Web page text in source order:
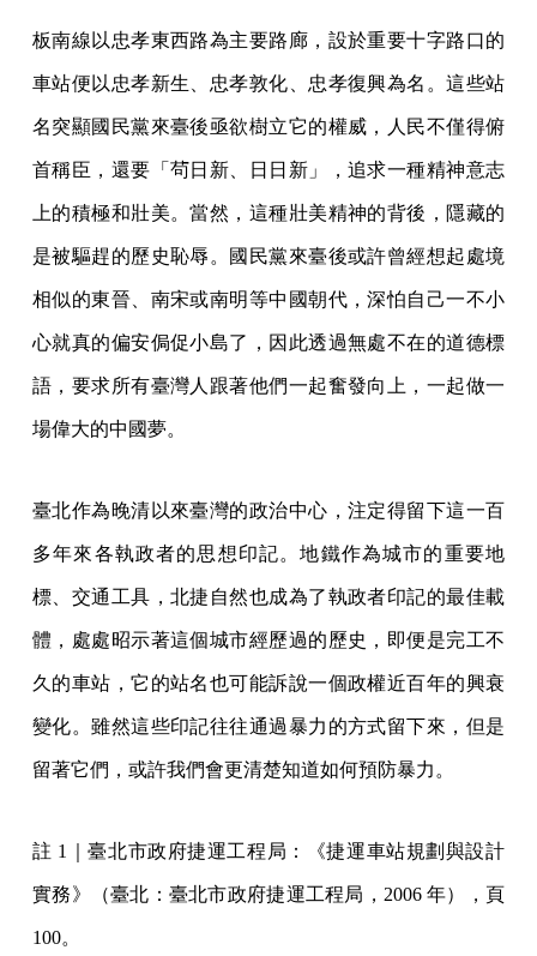
板南線以忠孝東西路為主要路廊，設於重要十字路口的
車站便以忠孝新生、忠孝敦化、忠孝復興為名。這些站
名突顯國民黨來臺後亟欲樹立它的權威，人民不僅得俯
首稱臣，還要「茍日新、日日新」，追求一種精神意志
上的積極和壯美。當然，這種壯美精神的背後，隱藏的
是被驅趕的歷史恥辱。國民黨來臺後或許曾經想起處境
相似的東晉、南宋或南明等中國朝代，深怕自己一不小
心就真的偏安侷促小島了，因此透過無處不在的道德標
語，要求所有臺灣人跟著他們一起奮發向上，一起做一
場偉大的中國夢。
臺北作為晚清以來臺灣的政治中心，注定得留下這一百
多年來各執政者的思想印記。地鐵作為城市的重要地
標、交通工具，北捷自然也成為了執政者印記的最佳載
體，處處昭示著這個城市經歷過的歷史，即便是完工不
久的車站，它的站名也可能訴說一個政權近百年的興衰
變化。雖然這些印記往往通過暴力的方式留下來，但是
留著它們，或許我們會更清楚知道如何預防暴力。
註 1｜臺北市政府捷運工程局：《捷運車站規劃與設計
實務》（臺北：臺北市政府捷運工程局，2006 年），頁
100。